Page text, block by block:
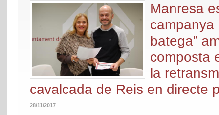
Manresa
campanya
batega”
composta
la
cavalcada de Reis en directe
28/11/2017